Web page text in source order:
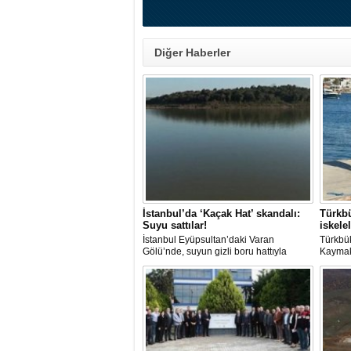
Diğer Haberler
İstanbul’da ‘Kaçak Hat’ skandalı:
Suyu sattılar!
İstanbul Eyüpsultan’daki Varan
Gölü’nde, suyun gizli boru hattıyla
çekilip tankerlere aktarıldığı öne
sürüldü. Hattın izini süren vatandaşlar,
yaklaşık 3 kilometrelik kaçak düzenek
kurulduğunu iddia etti.
liman